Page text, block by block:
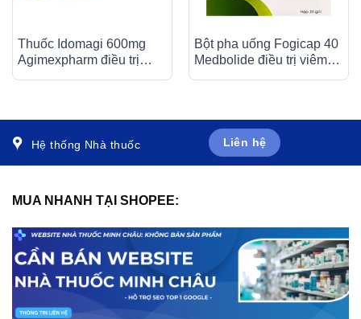
Thuốc Idomagi 600mg
Agimexpharm điều trị
Bột pha uống Fogicap 40
Medbolide điều trị viêm
Hệ thống Nhà thuốc Liên hệ
MUA NHANH TẠI SHOPEE: